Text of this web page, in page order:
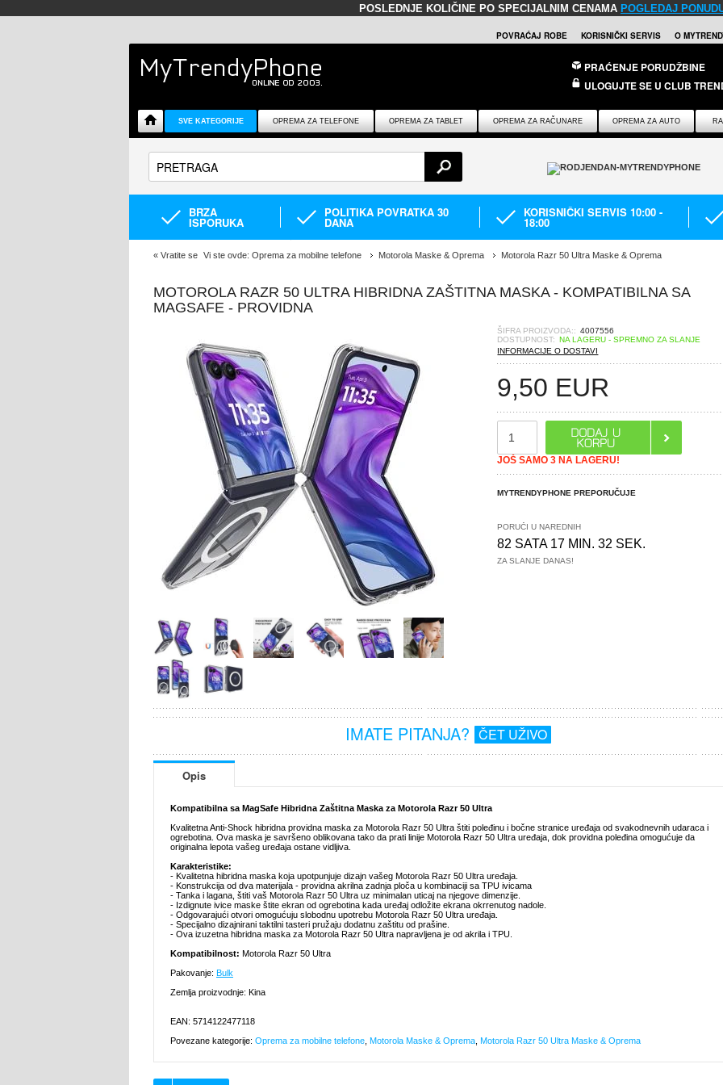
POSLEDNJE KOLIČINE PO SPECIJALNIM CENAMA POGLEDAJ
POVRAĆAJ ROBE KORISNIČKI SERVIS O
PRAĆENJE PORUDŽBINE
ULOGUJTE SE U CLUB
SVE KATEGORIJE OPREMA ZA TELEFONE OPREMA ZA TABLET OPREMA ZA RAČUNARE OPREMA ZA AUTO
BRZA
ISPORUKA
POLITIKA POVRATKA 30
DANA
KORISNIČKI SERVIS 10:00 -
18:00
« Vratite se Vi ste ovde: Oprema za mobilne telefone Motorola Maske & Oprema Motorola Razr 50 Ultra Maske & Oprema
MOTOROLA RAZR 50 ULTRA HIBRIDNA ZAŠTITNA MASKA - KOMPATIBILNA SA
MAGSAFE - PROVIDNA
ŠIFRA PROIZVODA:: 4007556
DOSTUPNOST: NA LAGERU - SPREMNO ZA SLANJE
INFORMACIJE O DOSTAVI
9,50 EUR
JOŠ SAMO 3 NA LAGERU!
MYTRENDYPHONE PREPORUČUJE
PORUČI U NAREDNIH
82 SATA 17 MIN. 31 SEK.
ZA SLANJE DANAS!
IMATE PITANJA? ČET UŽIVO
Opis
Kompatibilna sa MagSafe Hibridna Zaštitna Maska za Motorola Razr 50 Ultra
Kvalitetna Anti-Shock hibridna providna maska za Motorola Razr 50 Ultra štiti poleđinu i bočne stranice uređaja od svakodnevnih udaraca i
ogrebotina. Ova maska je savršeno oblikovana tako da prati linije Motorola Razr 50 Ultra uređaja, dok providna poleđina omogućuje da
originalna lepota vašeg uređaja ostane vidljiva.
Karakteristike:
- Kvalitetna hibridna maska koja upotpunjuje dizajn vašeg Motorola Razr 50 Ultra uređaja.
- Konstrukcija od dva materijala - providna akrilna zadnja ploča u kombinaciji sa TPU ivicama
- Tanka i lagana, štiti vaš Motorola Razr 50 Ultra uz minimalan uticaj na njegove dimenzije.
- Izdignute ivice maske štite ekran od ogrebotina kada uređaj odložite ekrana okrrenutog nadole.
- Odgovarajući otvori omogućuju slobodnu upotrebu Motorola Razr 50 Ultra uređaja.
- Specijalno dizajnirani taktilni tasteri pružaju dodatnu zaštitu od prašine.
- Ova izuzetna hibridna maska za Motorola Razr 50 Ultra napravljena je od akrila i TPU.
Kompatibilnost: Motorola Razr 50 Ultra
Pakovanje: Bulk
Zemlja proizvodnje: Kina
EAN: 5714122477118
Povezane kategorije: Oprema za mobilne telefone Motorola Maske & Oprema Motorola Razr 50 Ultra Maske & Oprema